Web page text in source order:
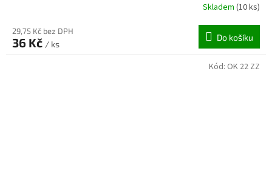
Skladem (10 ks)
29,75 Kč bez DPH
36 Kč / ks
Do košíku
Kód: OK 22 ZZ